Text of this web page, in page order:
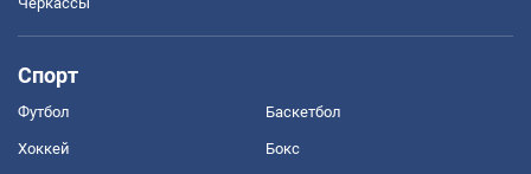
Спорт
Футбол Баскетбол
Хоккей Бокс